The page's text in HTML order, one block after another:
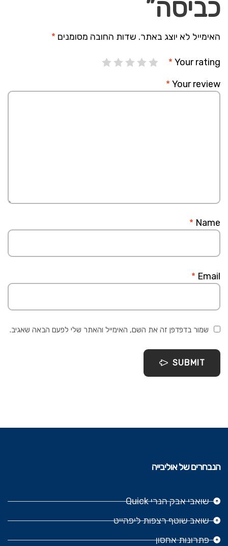
כביסה”
האימייל לא יוצג באתר. שדות החובה מסומנים *
Your rating
*
Your review
*
Name
*
Email
*
שמור בדפדפן זה את השם, האימייל והאתר שלי לפעם הבאה שאגיב.
SUBMIT
הנבחרים של אוליבייה
שואבי אבק הנרי Quick
שואב שוטף רצפות ליפהייט
פתרונות אחסון